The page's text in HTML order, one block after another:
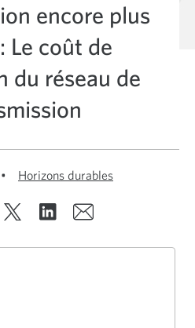
encore plus
Le coût de
du réseau de
• Horizons durables